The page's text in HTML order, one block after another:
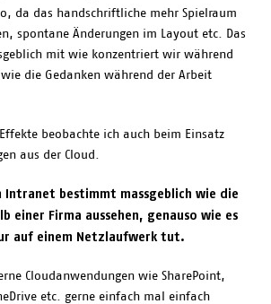
da das handschriftliche mehr Spielraum
spontane Änderungen im Layout etc. Das
mit wie konzentriert wir während
die Gedanken während der Arbeit
beobachte ich auch beim Einsatz
aus der Cloud.
Intranet bestimmt massgeblich wie die
einer Firma aussehen, genauso wie es
auf einem Netzlaufwerk tut.
Cloudanwendungen wie SharePoint,
etc. gerne einfach mal einfach